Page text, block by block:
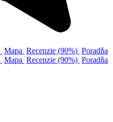
Mapa Recenzie (90%) Poradňa
Mapa Recenzie (90%) Poradňa